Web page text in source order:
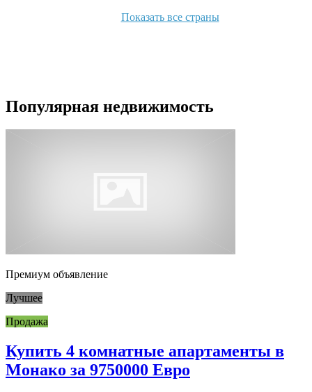
Показать все страны
Популярная недвижимость
Премиум объявление
Лучшее
Продажа
Купить 4 комнатные апартаменты в
Монако за 9750000 Евро